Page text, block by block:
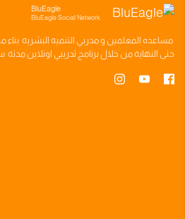
BluEagle
BluEagle Social Network
مساعده المعلمين ومدربي التنميه البشريه بناء
حتى النهايه من خلال برنامج تدريبي اونلاين مدته